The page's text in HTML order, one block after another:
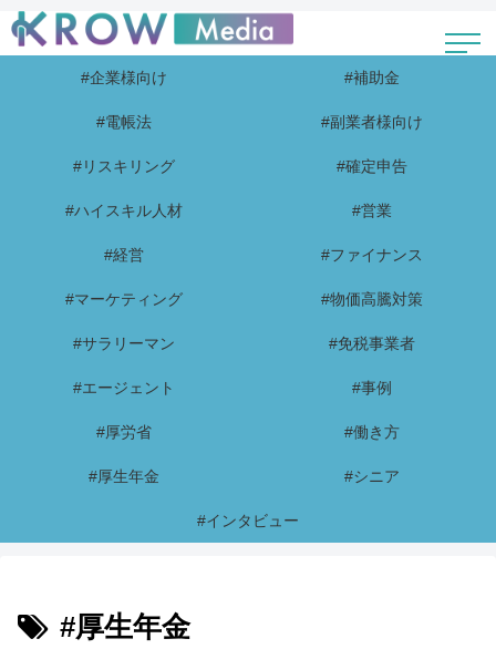
#企業様向け #補助金
#電帳法 #副業者様向け
#リスキリング #確定申告
#ハイスキル人材 #営業
#経営 #ファイナンス
#マーケティング #物価高騰対策
#サラリーマン #免税事業者
#エージェント #事例
#厚労省 #働き方
#厚生年金 #シニア
#インタビュー
#厚生年金